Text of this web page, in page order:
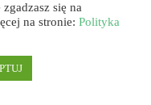
się na
na stronie: Polityka